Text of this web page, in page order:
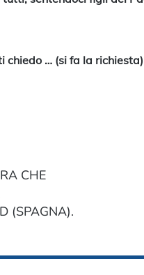
chiedo … (si fa la
CHE
(SPAGNA).